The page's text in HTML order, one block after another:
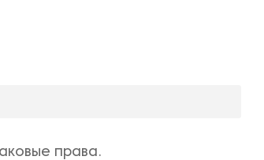
права.